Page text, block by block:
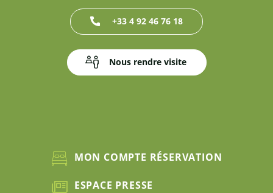
+33 4 92 46 76 18
Nous rendre visite
MON COMPTE RÉSERVATION
ESPACE PRESSE